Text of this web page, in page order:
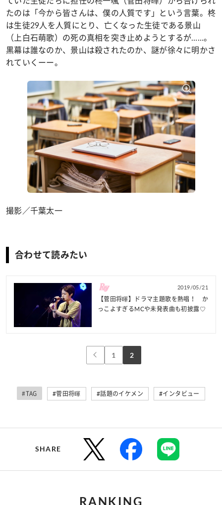
たのは「今から皆さんは、僕の人質です」という言葉。柊
は生徒29人を人質にとり、亡くなった生徒である景山
（上白石萌歌）の死の真相を突き止めようとするが……。
黒幕は誰なのか、景山は殺されたのか、謎が徐々に明かさ
れていくーー。
撮影／千葉太一
合わせて読みたい
2019/05/21
【菅田将暉】ドラマ主題歌を熱唱！ か
っこよすぎるMCや未発表曲も初披露♡
1 2
#TAG #菅田将暉 #話題のイケメン #インタビュー
SHARE
RANKING